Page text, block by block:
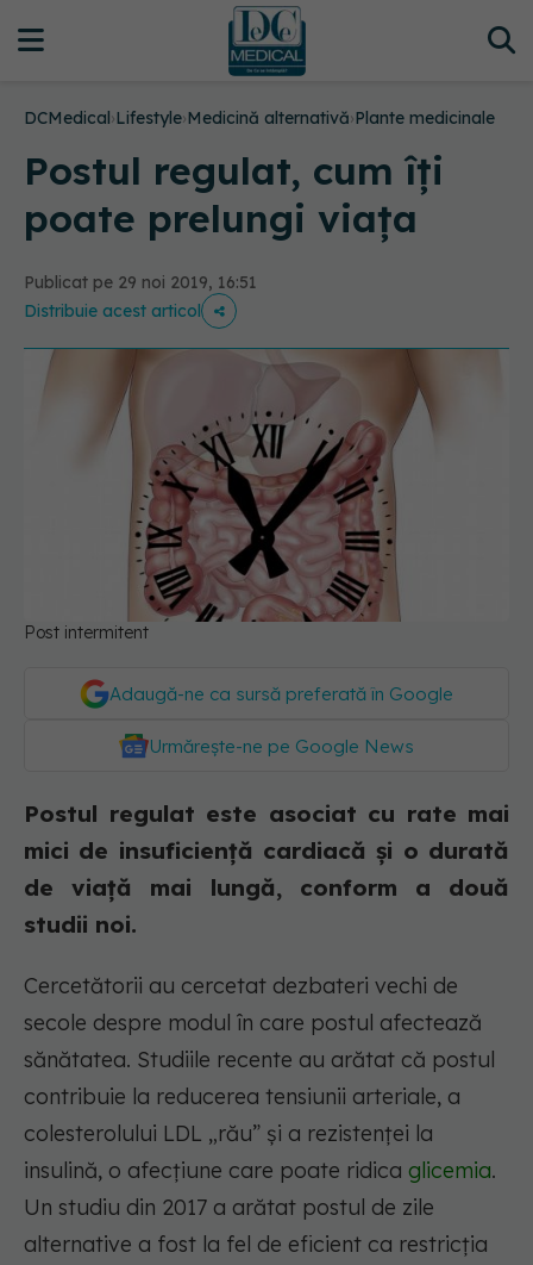
DCMedical›Lifestyle›Medicină alternativă›Plante medicinale
Postul regulat, cum îți
poate prelungi viața
Publicat pe 29 noi 2019, 16:51
Distribuie acest articol
Post intermitent
Adaugă-ne ca sursă preferată în Google
Urmărește-ne pe Google News
Postul regulat este asociat cu rate mai
mici de insuficiență cardiacă și o durată
de viață mai lungă, conform a două
studii noi.
Cercetătorii au cercetat dezbateri vechi de
secole despre modul în care postul afectează
sănătatea. Studiile recente au arătat că postul
contribuie la reducerea tensiunii arteriale, a
colesterolului LDL „rău” și a rezistenței la
insulină, o afecțiune care poate ridica glicemia.
Un studiu din 2017 a arătat postul de zile
alternative a fost la fel de eficient ca restricția